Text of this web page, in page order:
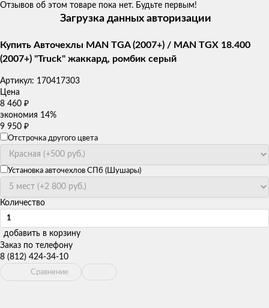
Отзывов об этом товаре пока нет. Будьте первым!
Загрузка данных авторизации
Купить Авточехлы MAN TGA (2007+) / MAN TGX 18.400
(2007+) "Truck" жаккард, ромбик серый
Артикул: 170417303
Цена
8 460 ₽
экономия 14%
9 950 ₽
Отстрочка другого цвета
Установка авточехлов СПб (Шушары)
Количество
добавить в корзину
Заказ по телефону
8 (812) 424-34-10
Сравнение